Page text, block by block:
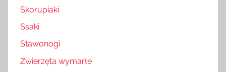
Skorupiaki
Ssaki
Stawonogi
Zwierzęta wymarłe